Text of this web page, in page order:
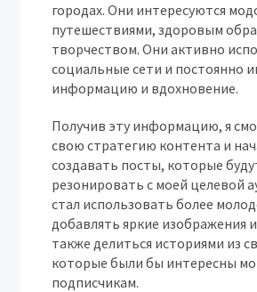
городах. Они интересуются
путешествиями, здоровым
творчеством. Они активно
социальные сети и постоянно
информацию и вдохновение.
Получив эту информацию, я
свою стратегию контента и
создавать посты, которые
резонировать с моей целевой
стал использовать более
добавлять яркие изображения
также делиться историями из
которые были бы интересны
подписчикам.